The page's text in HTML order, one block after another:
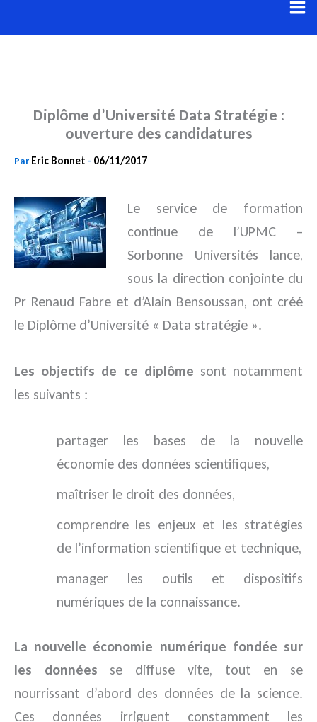
au
Diplôme d’Université Data Stratégie :
ouverture des candidatures
Par Eric Bonnet - 06/11/2017
Le service de formation
continue de l’UPMC –
Sorbonne Universités lance,
sous la direction conjointe du
Pr Renaud Fabre et d’Alain Bensoussan, ont créé
le Diplôme d’Université « Data stratégie ».
Les objectifs de ce diplôme sont notamment
les suivants :
partager les bases de la nouvelle
économie des données scientifiques,
maîtriser le droit des données,
comprendre les enjeux et les stratégies
de l’information scientifique et technique,
manager les outils et dispositifs
numériques de la connaissance.
La nouvelle économie numérique fondée sur
les données se diffuse vite, tout en se
nourrissant d’abord des données de la science.
Ces données irriguent constamment les